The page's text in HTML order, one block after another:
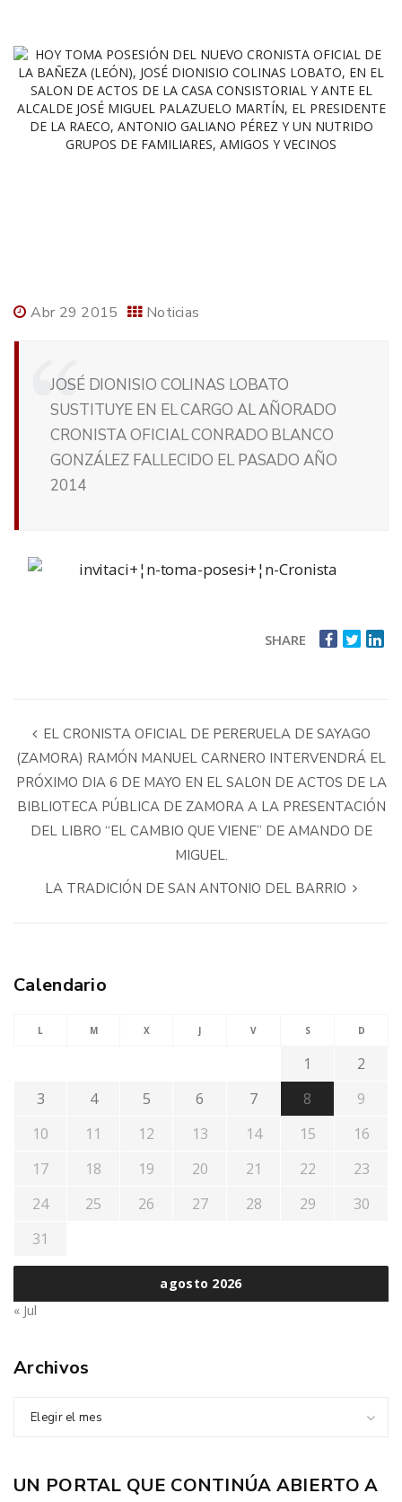
Abr 29 2015 Noticias
JOSÉ DIONISIO COLINAS LOBATO
SUSTITUYE EN EL CARGO AL AÑORADO
CRONISTA OFICIAL CONRADO BLANCO
GONZÁLEZ FALLECIDO EL PASADO AÑO
2014
SHARE
EL CRONISTA OFICIAL DE PERERUELA DE SAYAGO
(ZAMORA) RAMÓN MANUEL CARNERO INTERVENDRÁ EL
PRÓXIMO DIA 6 DE MAYO EN EL SALON DE ACTOS DE LA
BIBLIOTECA PÚBLICA DE ZAMORA A LA PRESENTACIÓN
DEL LIBRO “EL CAMBIO QUE VIENE” DE AMANDO DE
MIGUEL.
LA TRADICIÓN DE SAN ANTONIO DEL BARRIO
Calendario
agosto 2026
L M X J V S D
1
2
3
4 5 6 7 8
9
10
11 12 13 14 15
16
17
18 19 20 21 22
23
24
25 26 27 28 29
30
31
« Jul
Archivos
Elegir el mes
UN PORTAL QUE CONTINÚA ABIERTO A